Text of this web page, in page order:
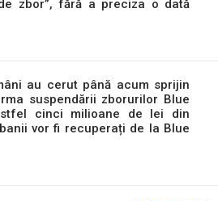
zbor”, fără a preciza o dată
au cerut până acum sprijin
suspendării zborurilor Blue
cinci milioane de lei din
vor fi recuperați de la Blue